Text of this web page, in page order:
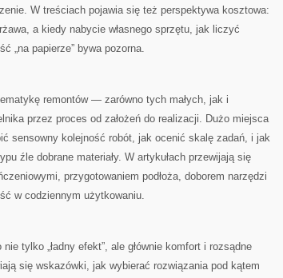
W treściach pojawia się też perspektywa kosztowa:
a kiedy nabycie własnego sprzętu, jak liczyć
„na papierze” bywa pozorna.
remontów — zarówno tych małych, jak i
przez proces od założeń do realizacji. Dużo miejsca
sensowny kolejność robót, jak ocenić skalę zadań, i jak
źle dobrane materiały. W artykułach przewijają się
przygotowaniem podłoża, doborem narzędzi
w codziennym użytkowaniu.
tylko „ładny efekt”, ale głównie komfort i rozsądne
się wskazówki, jak wybierać rozwiązania pod kątem